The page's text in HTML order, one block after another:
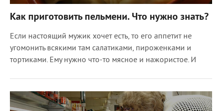
Как приготовить пельмени. Что нужно знать?
Если настоящий мужик хочет есть, то его аппетит не
угомонить всякими там салатиками, пироженками и
тортиками. Ему нужно что-то мясное и нажористое. И